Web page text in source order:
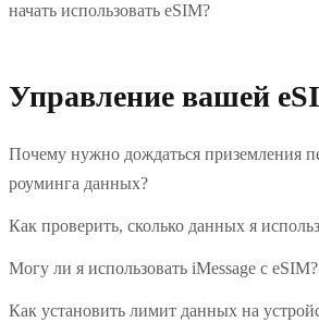
начать использовать eSIM?
Управление вашей
Почему нужно дождаться приземления
роуминга данных?
Как проверить, сколько данных я
Могу ли я использовать iMessage с eSIM?
Как установить лимит данных на